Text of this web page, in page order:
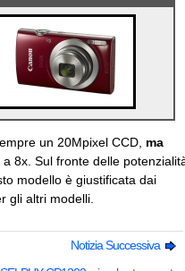
un 20Mpixel CCD, ma
8x. Sul fronte delle
modello è giustificata dai
gli altri modelli.
Notizia Successiva